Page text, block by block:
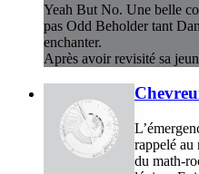
Yeah But No. Une belle
pas Odd Beholder tant
enchanter.
Après avoir revisité sa
rappelé au
du math-